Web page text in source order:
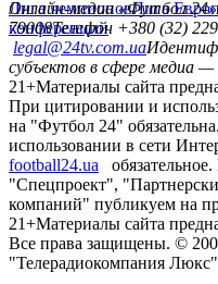
Лига чемпионовЛига
конференций
Онлайн-медиа «Футбол 24»
79008Телефон +380 (32)
legal@24tv.com.ua
субъектов в сфере медиа —
21+Материалы сайта
При цитировании и
на "Футбол 24"
использовании в сети
football24.ua
"Спецпроект",
компаний" публикуем на
21+Материалы сайта
Все права защищены. ©
"Телерадиокомпания